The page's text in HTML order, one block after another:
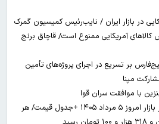
در بازار ایران / نایب‌رئیس کمیسیون گمرک
کالاهای آمریکایی ممنوع است/ قاچاق برنج
بر تسریع در اجرای پروژه‌های تأمین
مپنا
افزایش قیمت طلا و سکه در بازار امروز ۵ مرداد ۱۴۰۵ +جدول قیمت/ هر